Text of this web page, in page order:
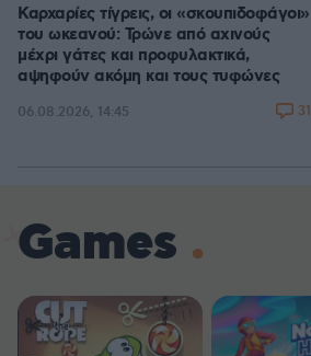
Καρχαρίες τίγρεις, οι «σκουπιδοφάγοι»
του ωκεανού: Τρώνε από αχινούς
μέχρι γάτες και προφυλακτικά,
αψηφούν ακόμη και τους τυφώνες
06.08.2026, 14:45 31
Games